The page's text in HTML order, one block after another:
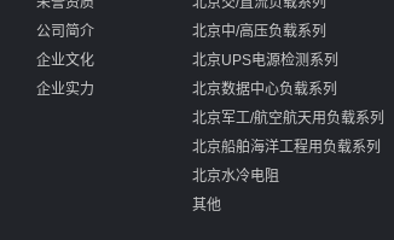
公司简介
企业文化
企业实力
北京中/高压负载系列
北京UPS电源检测系列
北京数据中心负载系列
北京军工/航空航天用负载系列
北京船舶海洋工程用负载系列
北京水冷电阻
其他